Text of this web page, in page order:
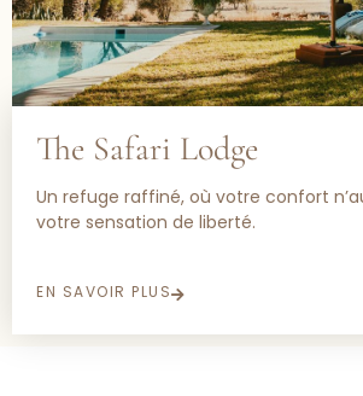
The Safari Lodge
Un refuge raffiné, où votre confort
votre sensation de liberté.
EN SAVOIR PLUS